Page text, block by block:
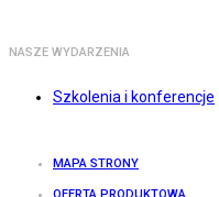
NASZE WYDARZENIA
Szkolenia i konferencje
MAPA STRONY